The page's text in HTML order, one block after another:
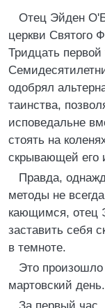
Отец Эйден
церкви Святого
Тридцать
одобрял
таинства,
исповедальне
стоять на
скрывающей его
Правда,
методы не
кающимся, отец
заставить себя
в темноте.
Это
мартовский день.